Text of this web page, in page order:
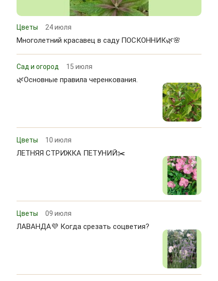
Цветы 24 июля
Многолетний красавец в саду ПОСКОННИК🌿🌸
Сад и огород 15 июля
🌿Основные правила черенкования.
Цветы 10 июля
ЛЕТНЯЯ СТРИЖКА ПЕТУНИЙ✂️
Цветы 09 июля
ЛАВАНДА💜 Когда срезать соцветия?